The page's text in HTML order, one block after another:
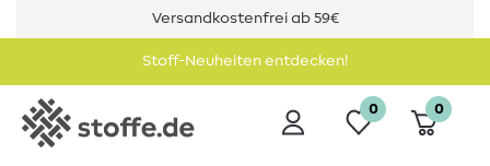
Versandkostenfrei ab 59€
Stoff-Neuheiten entdecken!
0 0